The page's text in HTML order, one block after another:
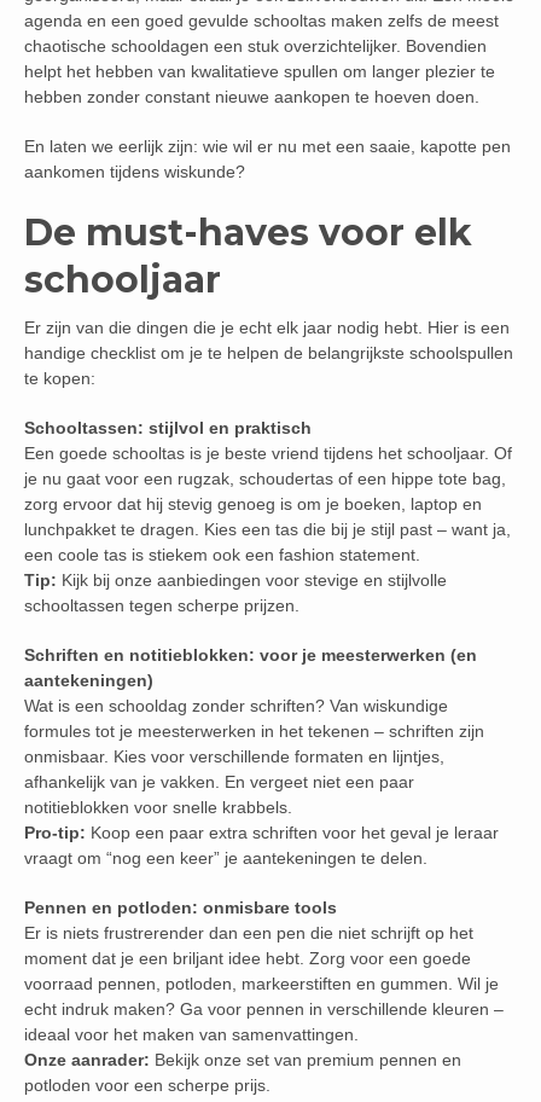
agenda en een goed gevulde schooltas maken zelfs de meest
chaotische schooldagen een stuk overzichtelijker. Bovendien
helpt het hebben van kwalitatieve spullen om langer plezier te
hebben zonder constant nieuwe aankopen te hoeven doen.
En laten we eerlijk zijn: wie wil er nu met een saaie, kapotte pen
aankomen tijdens wiskunde?
De must-haves voor elk
schooljaar
Er zijn van die dingen die je echt elk jaar nodig hebt. Hier is een
handige checklist om je te helpen de belangrijkste schoolspullen
te kopen:
Schooltassen: stijlvol en praktisch
Een goede schooltas is je beste vriend tijdens het schooljaar. Of
je nu gaat voor een rugzak, schoudertas of een hippe tote bag,
zorg ervoor dat hij stevig genoeg is om je boeken, laptop en
lunchpakket te dragen. Kies een tas die bij je stijl past – want ja,
een coole tas is stiekem ook een fashion statement.
Tip: Kijk bij onze aanbiedingen voor stevige en stijlvolle
schooltassen tegen scherpe prijzen.
Schriften en notitieblokken: voor je meesterwerken (en
aantekeningen)
Wat is een schooldag zonder schriften? Van wiskundige
formules tot je meesterwerken in het tekenen – schriften zijn
onmisbaar. Kies voor verschillende formaten en lijntjes,
afhankelijk van je vakken. En vergeet niet een paar
notitieblokken voor snelle krabbels.
Pro-tip: Koop een paar extra schriften voor het geval je leraar
vraagt om “nog een keer” je aantekeningen te delen.
Pennen en potloden: onmisbare tools
Er is niets frustrerender dan een pen die niet schrijft op het
moment dat je een briljant idee hebt. Zorg voor een goede
voorraad pennen, potloden, markeerstiften en gummen. Wil je
echt indruk maken? Ga voor pennen in verschillende kleuren –
ideaal voor het maken van samenvattingen.
Onze aanrader: Bekijk onze set van premium pennen en
potloden voor een scherpe prijs.